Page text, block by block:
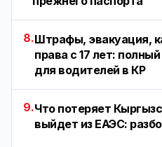
8.Штрафы, эвакуация,
права с 17 лет:
для водителей в КР
9.Что потеряет
выйдет из ЕАЭС: